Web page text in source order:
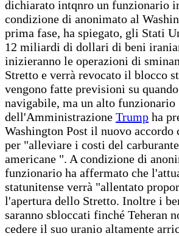
dichiarato intqnro un funzionario
condizione di anonimato al
prima fase, ha spiegato, gli Stati
12 miliardi di dollari di beni
inizieranno le operazioni di
Stretto e verrà revocato il blocco
vengono fatte previsioni su
navigabile, ma un alto funzionario
dell'Amministrazione Trump ha
Washington Post il nuovo accordo
per "alleviare i costi del
americane ". A condizione di
funzionario ha affermato che
statunitense verrà "allentato
l'apertura dello Stretto. Inoltre i
saranno sbloccati finché Teheran
cedere il suo uranio altamente